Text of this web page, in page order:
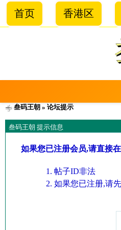
首页 香港区
叁码王朝 » 论坛提示
叁码王朝 提示信息
如果您已注册会员,请直接
帖子ID非法
如果您已注册,请